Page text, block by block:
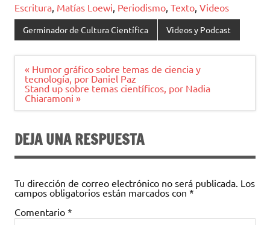
Escritura Matías Loewi Periodismo Texto Videos
Germinador de Cultura Científica Videos y Podcast
Navegación
de
entradas
« Humor gráfico sobre temas de ciencia y
tecnología, por Daniel Paz
Stand up sobre temas científicos, por Nadia
Chiaramoni »
DEJA UNA RESPUESTA
Tu dirección de correo electrónico no será publicada. Los
campos obligatorios están marcados con *
Comentario *